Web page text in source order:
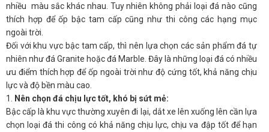
nhiều màu sắc khác nhau. Tuy nhiên không phải loại đá nào cũng
thích hợp để ốp bậc tam cấp cũng như thi công các hạng mục
ngoài trời.
Đối với khu vực bậc tam cấp, thì nên lựa chọn các sản phẩm đá tự
nhiên như đá Granite hoặc đá Marble. Đây là những loại đá có nhiều
ưu điểm thích hợp để ốp ngoài trời như độ cứng tốt, khả năng chịu
lực và độ bền màu cao.
1. Nên chọn đá chịu lực tốt, khó bị sứt mẻ:
Bậc cấp là khu vực thường xuyên đi lại, dắt xe lên xuống lên cần lựa
chọn loại đá thi công có khả năng chịu lực, chịu va đập tốt để hạn